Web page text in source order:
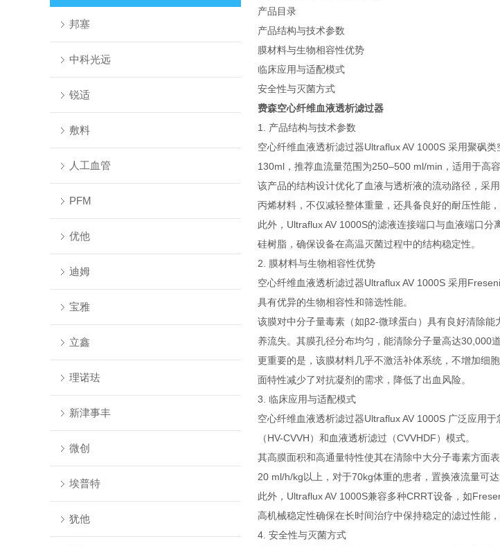
邦塞
中科光远
锐适
敷料
人工血管
PFM
优他
迪姆
宝雅
立鑫
理诺珐
新津事丰
微创
埃普特
犹他
产品目录
产品结构与技术参数
膜材料与生物相容性优势
临床应用与适配模式
安全性与灭菌方式
费森空心纤维血液透析滤过器
1. 产品结构与技术参数
空心纤维血液透析滤过器Ultraflux AV 1000S 采用聚砜
130ml，推荐血流量范围为250–500 ml/min，适用于高容
该产品的结构设计优化了血液与透析液的流动路径，采
丙烯材料，不仅减轻整体重量，还具备良好的耐压性能
此外，Ultraflux AV 1000S的滤液连接端口与血液端口
硅树脂，确保设备在高温灭菌过程中的结构稳定性。
2. 膜材料与生物相容性优势
空心纤维血液透析滤过器Ultraflux AV 1000S 采用
具有优异的生物相容性和筛选性能。
该膜对中分子量毒素（如β2-微球蛋白）具有良好清除
养流失。其膜孔径分布均匀，能清除分子量高达30,000
更重要的是，该膜材料几乎不激活补体系统，不增加细
面特性减少了对抗凝剂的需求，降低了出血风险。
3. 临床应用与适配模式
空心纤维血液透析滤过器Ultraflux AV 1000S 广泛应用
（HV-CVVH）和血液透析滤过（CVVHDF）模式。
其高膜面积和高通量特性使其在清除中大分子毒素方面
20 ml/h/kg以上，对于70kg体重的患者，置换液流量可
此外，Ultraflux AV 1000S兼容多种CRRT设备，如
高机械稳定性确保在长时间治疗中保持稳定的滤过性能
4. 安全性与灭菌方式